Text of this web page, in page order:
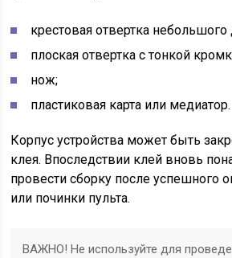
крестовая отвертка небольшого
плоская отвертка с тонкой
нож;
пластиковая карта или медиатор.
Корпус устройства может быть
клея. Впоследствии клей вновь
провести сборку после успешного
или починки пульта.
ВАЖНО! Не используйте для